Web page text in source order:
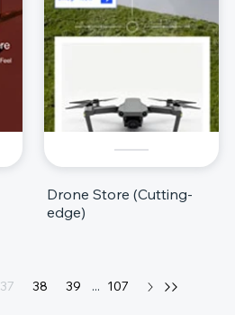
Drone Store (Cutting-
edge)
37 38 39 ... 107